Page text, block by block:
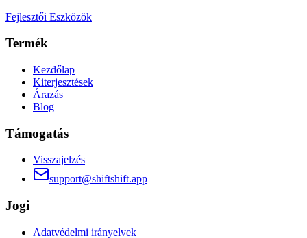
Fejlesztői Eszközök
Termék
Kezdőlap
Kiterjesztések
Árazás
Blog
Támogatás
Visszajelzés
support@shiftshift.app
Jogi
Adatvédelmi irányelvek